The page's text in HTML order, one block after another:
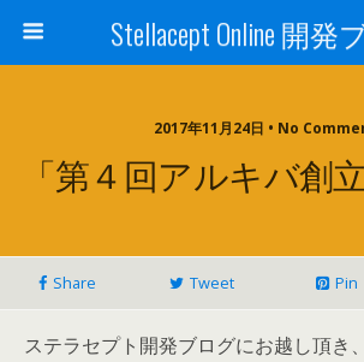
Stellacept Online 開発
2017年11月24日 • No
「第４回アルキバ創
Share Tweet Pin
ステラセプト開発ブログにお越し頂き